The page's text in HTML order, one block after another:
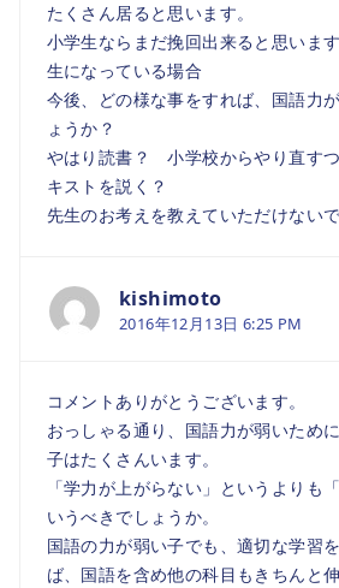
たくさん居ると思います。
小学生ならまだ挽回出来ると思いま
生になっている場合
今後、どの様な事をすれば、国語力
ょうか？
やはり読書？ 小学校からやり直す
キストを説く？
先生のお考えを教えていただけない
kishimoto
2016年12月13日 6:25 PM
コメントありがとうございます。
おっしゃる通り、国語力が弱いため
子はたくさんいます。
「学力が上がらない」というよりも
いうべきでしょうか。
国語の力が弱い子でも、適切な学習
ば、国語を含め他の科目もきちんと